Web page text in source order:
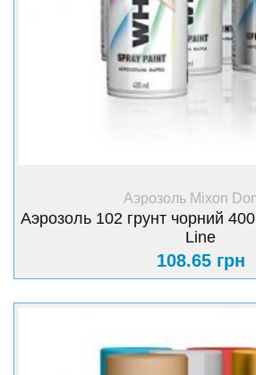
+ Купить
Аэрозоль Mixon
Аэрозоль 102 грунт чорний
Line
108.65 грн